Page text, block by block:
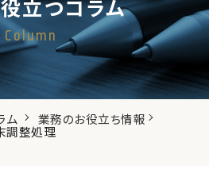
立つコラム
Column
ム 業務のお役立ち情報
調整処理